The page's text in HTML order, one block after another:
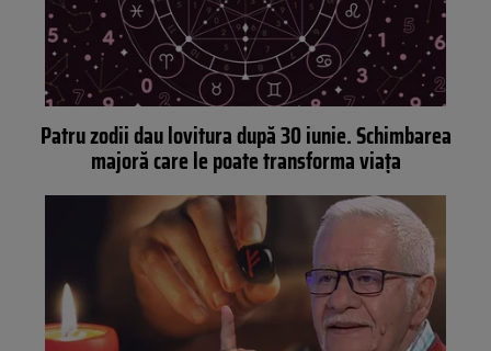
Patru zodii dau lovitura după 30 iunie. Schimbarea
majoră care le poate transforma viața